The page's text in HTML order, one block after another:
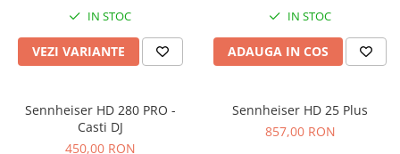
Microfoane de studio
Microfoane de Suprafata
Microfoane de voce si live
Microfoane podcast, USB, iOS /
IN STOC
VEZI VARIANTE
IN STOC
ADAUGA IN COS
Sennheiser HD 280 PRO -
Casti DJ
450,00 RON
Sennheiser HD 25 Plus
857,00 RON